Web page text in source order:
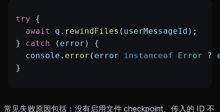
try {
  await
q . rewindFiles ( userMessageId );
} catch ( error ) {
  console
. error ( error instanceof Error ?
}
常见失败原因包括：没有启用文件 checkpoint、传入的 ID 不